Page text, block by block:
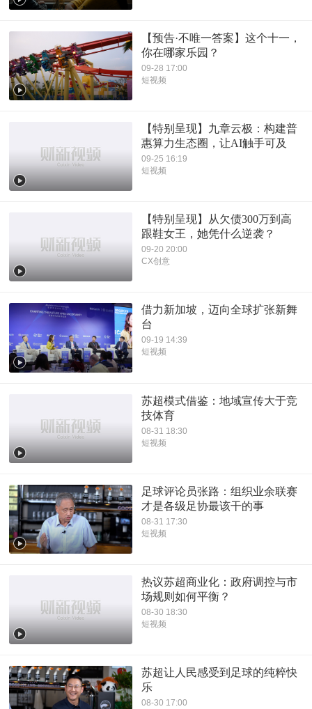
【预告·不唯一答案】这个十一，
你在哪家乐园？
09-28 17:00
短视频
【特别呈现】九章云极：构建普
惠算力生态圈，让AI触手可及
09-25 16:19
短视频
【特别呈现】从欠债300万到高
跟鞋女王，她凭什么逆袭？
09-20 20:00
CX创意
借力新加坡，迈向全球扩张新舞
台
09-19 14:39
短视频
苏超模式借鉴：地域宣传大于竞
技体育
08-31 18:30
短视频
足球评论员张路：组织业余联赛
才是各级足协最该干的事
08-31 17:30
短视频
热议苏超商业化：政府调控与市
场规则如何平衡？
08-30 18:30
短视频
苏超让人民感受到足球的纯粹快
乐
08-30 17:00